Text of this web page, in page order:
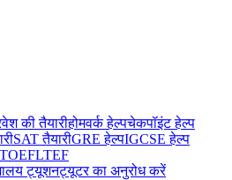
की तैयारीहोमवर्क हेल्पचेकपॉइंट हेल्प
SAT तैयारीGRE हेल्पIGCSE हेल्प
TOEFLTEF
ट्यूशनट्यूटर का अनुरोध करें